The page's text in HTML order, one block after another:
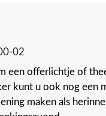
02
een offerlichtje of
kunt u ook nog een
maken als